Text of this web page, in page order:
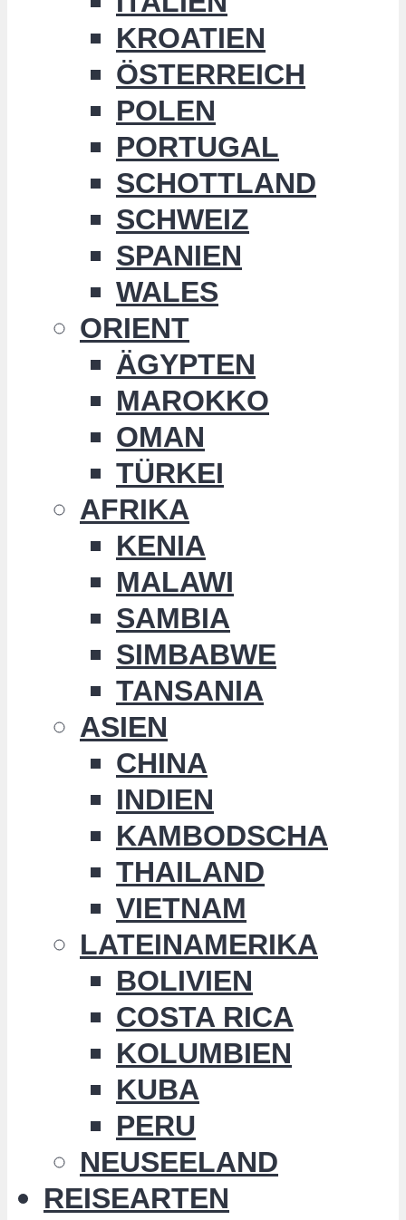
KROATIEN
ÖSTERREICH
POLEN
PORTUGAL
SCHOTTLAND
SCHWEIZ
SPANIEN
WALES
ORIENT
ÄGYPTEN
MAROKKO
OMAN
TÜRKEI
AFRIKA
KENIA
MALAWI
SAMBIA
SIMBABWE
TANSANIA
ASIEN
CHINA
INDIEN
KAMBODSCHA
THAILAND
VIETNAM
LATEINAMERIKA
BOLIVIEN
COSTA RICA
KOLUMBIEN
KUBA
PERU
NEUSEELAND
REISEARTEN